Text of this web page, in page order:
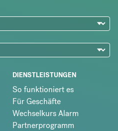
DIENSTLEISTUNGEN
So funktioniert es
Für Geschäfte
Wechselkurs Alarm
Partnerprogramm